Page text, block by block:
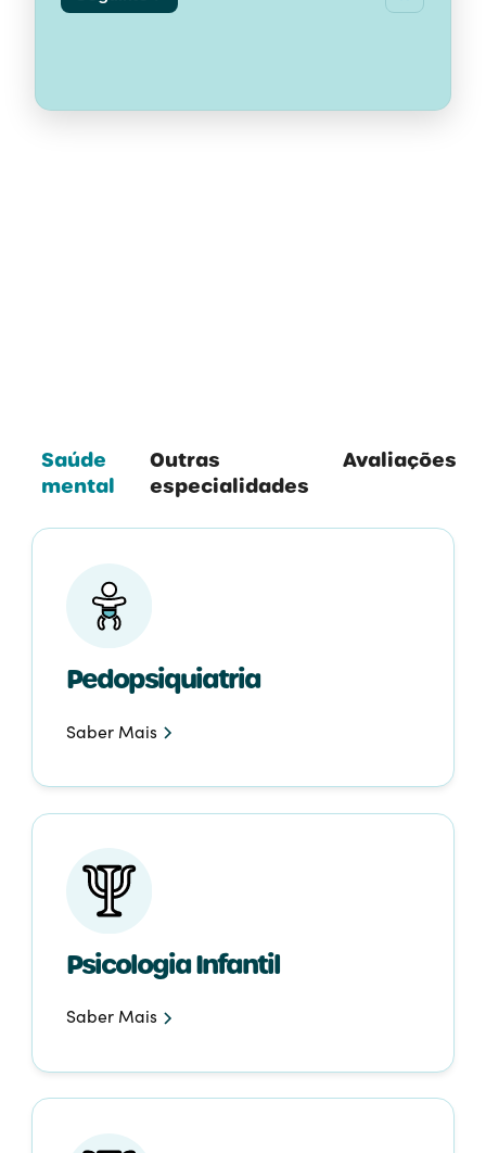
Saúde
mental
Outras
especialidades
Avaliações
Pedopsiquiatria
Saber Mais
Psicologia Infantil
Saber Mais